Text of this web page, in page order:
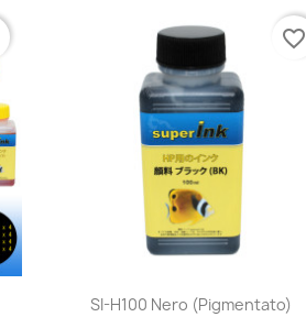
Anteprima
SI-H100 Nero (pigmentato)
favorite_border